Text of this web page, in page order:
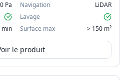
Pa Navigation
LiDAR
Lavage
min Surface max > 150 m²
le produit